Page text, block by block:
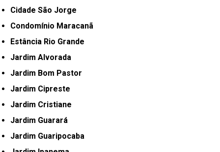
Cidade São Jorge
Condomínio Maracanã
Estância Rio Grande
Jardim Alvorada
Jardim Bom Pastor
Jardim Cipreste
Jardim Cristiane
Jardim Guarará
Jardim Guaripocaba